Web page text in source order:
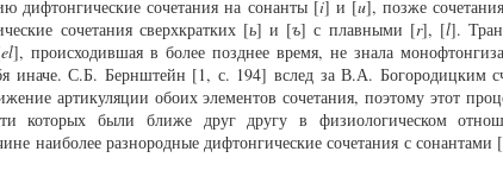
дифтонгические сочетания на сонанты [i] и [u], позже
сочетания сверхкратких [ь] и [ъ] с плавными [r], [l].
el], происходившая в более позднее время, не знала
иначе. С.Б. Бернштейн [1, с. 194] вслед за В.А. Богородицким
артикуляции обоих элементов сочетания, поэтому этот
которых были ближе друг другу в физиологическом
наиболее разнородные дифтонгические сочетания с сонантами [